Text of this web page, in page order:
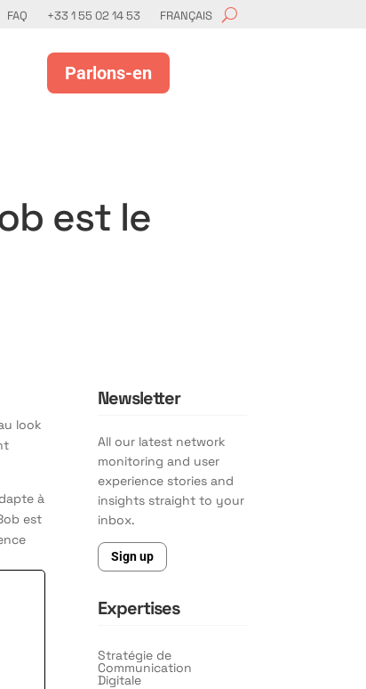
FAQ +33 1 55 02 14 53 FRANÇAIS
Parlons-en
est le
look
à
est
Newsletter
All our latest network
monitoring and user
experience stories and
insights straight to your
inbox.
Sign up
Expertises
Stratégie de
Communication
Digitale